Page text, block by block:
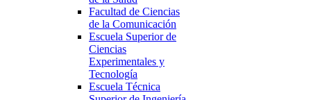
Facultad de Ciencias
de la Comunicación
Escuela Superior de
Ciencias
Experimentales y
Tecnología
Escuela Técnica